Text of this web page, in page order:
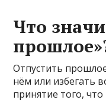
Что
Отпустить
нём или избегать
принятие того,